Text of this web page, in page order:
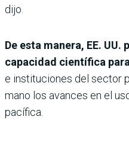
dijo.
De esta manera, EE.
capacidad científica
e instituciones del sector
mano los avances en el
pacífica.